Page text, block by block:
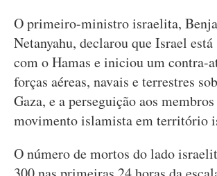
O primeiro-ministro israelita,
Netanyahu, declarou que Israel
com o Hamas e iniciou um contra-
forças aéreas, navais e terrestres
Gaza, e a perseguição aos
movimento islamista em território
O número de mortos do lado